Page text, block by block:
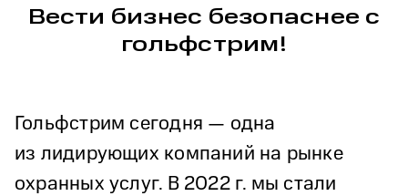
Вести бизнес безопаснее с
гольфстрим!
Гольфстрим сегодня — одна
из лидирующих компаний на рынке
охранных услуг. В 2022 г. мы стали